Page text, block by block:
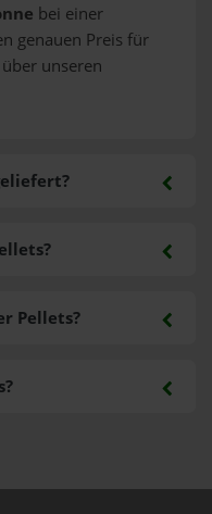
bei einer
genauen Preis für
unseren
Pellets?